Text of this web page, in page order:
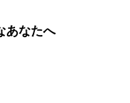
あなたへ